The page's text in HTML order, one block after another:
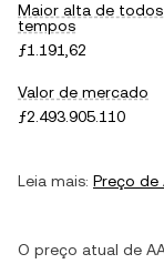
Maior alta de
tempos
ƒ1.191,62
Valor de mercado
ƒ2.493.905.110
Leia mais: Preço de
O preço atual de